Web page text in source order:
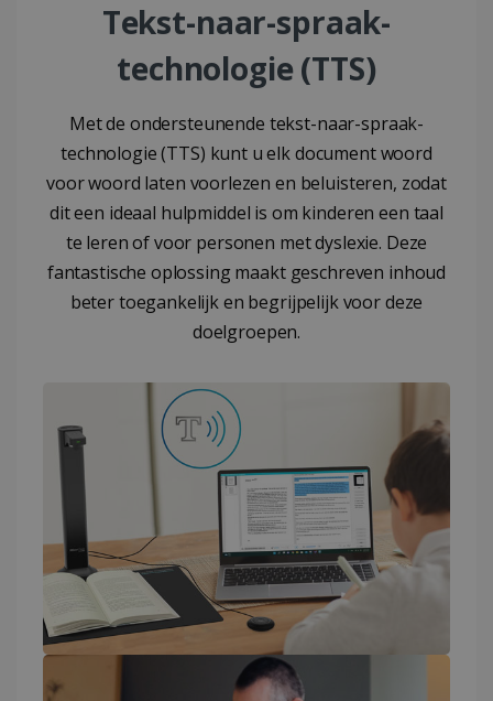
Tekst-naar-spraak-
technologie (TTS)
Met de ondersteunende tekst-naar-spraak-
technologie (TTS) kunt u elk document woord
voor woord laten voorlezen en beluisteren, zodat
dit een ideaal hulpmiddel is om kinderen een taal
te leren of voor personen met dyslexie. Deze
fantastische oplossing maakt geschreven inhoud
beter toegankelijk en begrijpelijk voor deze
doelgroepen.